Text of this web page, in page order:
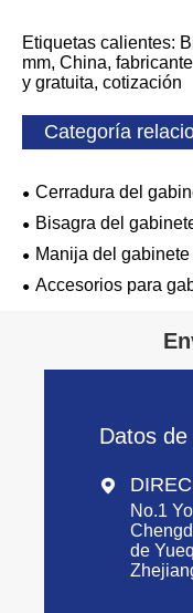
Etiquetas calientes:
mm, China,
y gratuita, cotización
Categoría
Cerradura del
Bisagra del
Manija del gabinete
Accesorios para
Datos

No.1
de